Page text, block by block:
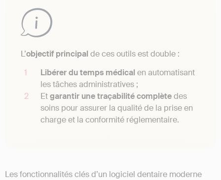
L’objectif principal de ces outils est double :
Libérer du temps médical en automatisant
les tâches administratives ;
Etgarantir une traçabilité complètedes
soins pour assurer la qualité de la prise en
charge et la conformité réglementaire.
Les fonctionnalités clés d’un logiciel dentaire moderne